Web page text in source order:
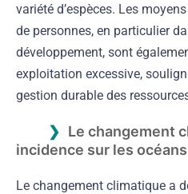
variété d’espèces. Les
de personnes, en particulier
développement, sont
exploitation excessive,
gestion durable des
Le changement
incidence sur les océans
Le changement climatique a